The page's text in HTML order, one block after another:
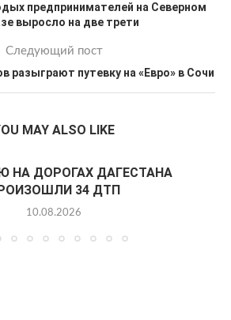
предпринимателей на Северном
выросло на две трети
Следующий пост
разыграют путевку на «Евро» в Сочи
MAY ALSO LIKE
НА ДОРОГАХ ДАГЕСТАНА
34 ДТП
10.08.2026